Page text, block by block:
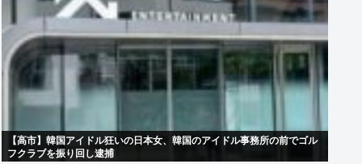
【高市】韓国アイドル狂いの日本女、韓国のアイドル事務所の前でゴル
フクラブを振り回し逮捕